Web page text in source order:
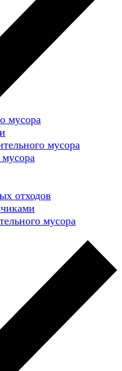
мусора
мусора
отходов
мусора